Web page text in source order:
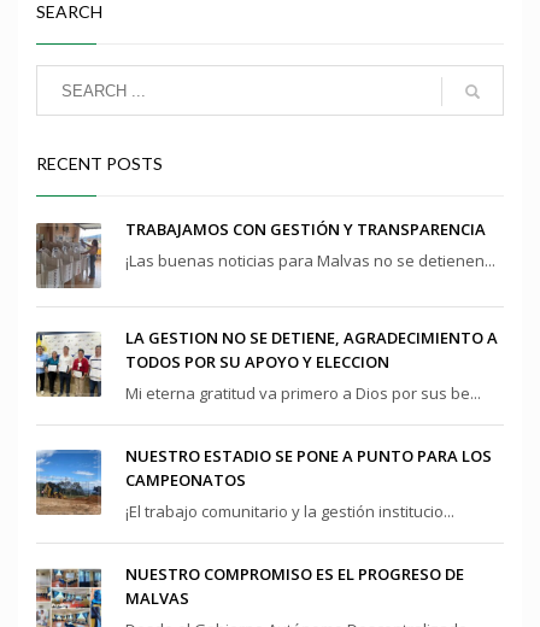
SEARCH
RECENT POSTS
TRABAJAMOS CON GESTIÓN Y TRANSPARENCIA
¡Las buenas noticias para Malvas no se detienen...
LA GESTION NO SE DETIENE, AGRADECIMIENTO A
TODOS POR SU APOYO Y ELECCION
Mi eterna gratitud va primero a Dios por sus be...
NUESTRO ESTADIO SE PONE A PUNTO PARA LOS
CAMPEONATOS
¡El trabajo comunitario y la gestión institucio...
NUESTRO COMPROMISO ES EL PROGRESO DE
MALVAS